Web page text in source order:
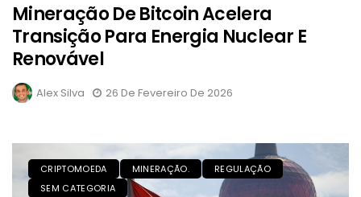
Mineração De Bitcoin Acelera
Transição Para Energia Nuclear E
Renovável
Alex Silva 26 De Fevereiro De 2026
CRIPTOMOEDA MINERAÇÃO.
REGULAÇÃO
SEM CATEGORIA